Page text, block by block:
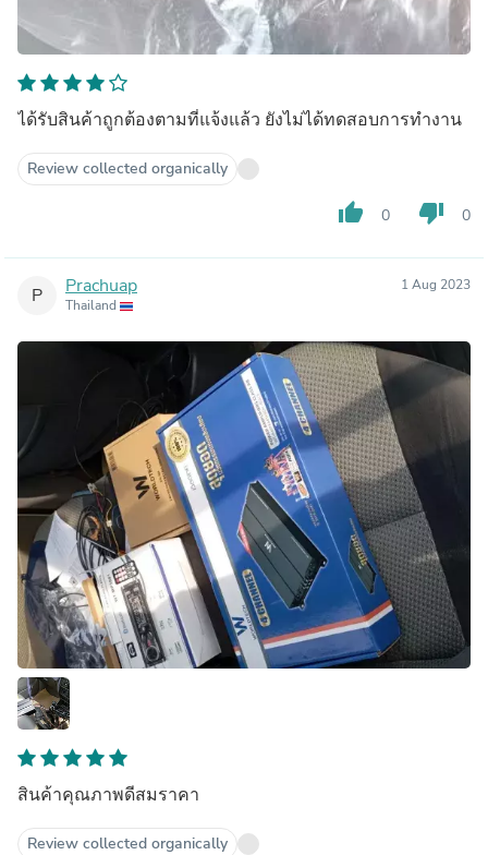
ได้รับสินค้าถูกต้องตามที่แจ้งแล้ว ยังไม่ได้ทดสอบการทำงาน
Review collected organically
thumb_up 0 thumb_down 0
P Prachuap
Thailand
1 Aug 2023
สินค้าคุณภาพดีสมราคา
Review collected organically